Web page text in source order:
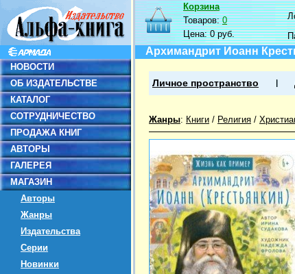
НОВОСТИ
ОБ ИЗДАТЕЛЬСТВЕ
КАТАЛОГ
СОТРУДНИЧЕСТВО
ПРОДАЖА КНИГ
АВТОРЫ
ГАЛЕРЕЯ
МАГАЗИН
Авторы
Жанры
Издательства
Серии
Новинки
Корзина
Товаров:0
Цена:0 руб.
Архимандрит Иоанн
Личное пространство
Жанры: Книги / Религия /